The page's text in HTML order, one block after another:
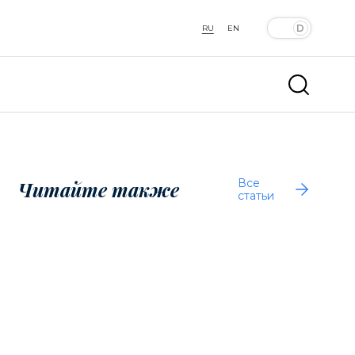
RU EN
Читайте также
Все
статьи